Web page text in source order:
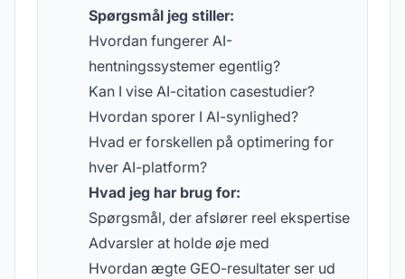
Spørgsmål jeg stiller:
Hvordan fungerer AI-
hentningssystemer egentlig?
Kan I vise AI-citation casestudier?
Hvordan sporer I AI-synlighed?
Hvad er forskellen på optimering for
hver AI-platform?
Hvad jeg har brug for:
Spørgsmål, der afslører reel ekspertise
Advarsler at holde øje med
Hvordan ægte GEO-resultater ser ud